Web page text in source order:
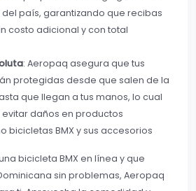
del país, garantizando que recibas
costo adicional y con total
: Aeropaq asegura que tus
protegidas desde que salen de la
que llegan a tus manos, lo cual
daños en productos
bicicletas BMX y sus accesorios
bicicleta BMX en línea y que
sin problemas, Aeropaq